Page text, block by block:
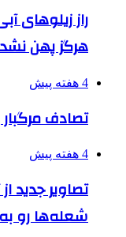
راز زیلوهای
هرگز پهن
4 هفته پیش
تصادف مرگبار
4 هفته پیش
تصاویر جدید
شعله‌ها رو